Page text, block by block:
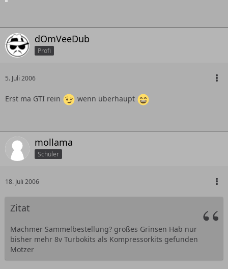
dOmVeeDub
Profi
5. Juli 2006
Erst ma GTI rein wenn überhaupt
mollama
Schüler
18. Juli 2006
Zitat
Machmer Sammelbestellung? großes Grinsen Hab nur
bisher mehr 8v Turbokits als Kompressorkits gefunden
Motzer